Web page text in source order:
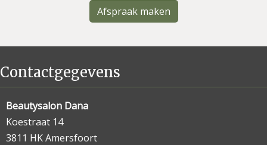
Afspraak maken
Contactgegevens
Beautysalon Dana
Koestraat 14
3811 HK Amersfoort